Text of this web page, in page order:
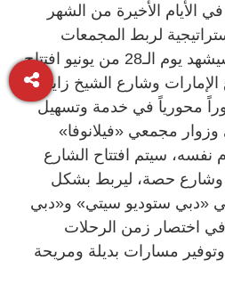
الأيام الأخيرة من الشهر
لربط المجمعات
السكنية الجديدة؛ حيث سيشهد يوم الـ28 من يونيو افتتاح
وشارع الشيخ زايد بن
محورياً في خدمة وتسهيل
وزوار مجمعي «فيلانوفا»
اليوم نفسه، سيتم افتتاح الشارع
وشارع حصة، ليربط بشكل
«دبي ستوديو سيتي» و«دبي
اختصار زمن الرحلات
مسارات بديلة ومريحة